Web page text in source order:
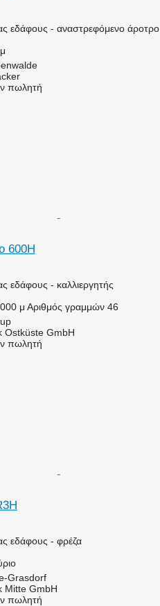
εδάφους - αναστρεφόμενο άροτρο
πωλητή
600H
εδάφους - καλλιεργητής
μ Αριθμός γραμμών 46
Ostküste GmbH
πωλητή
εδάφους - φρέζα
Grasdorf
Mitte GmbH
πωλητή